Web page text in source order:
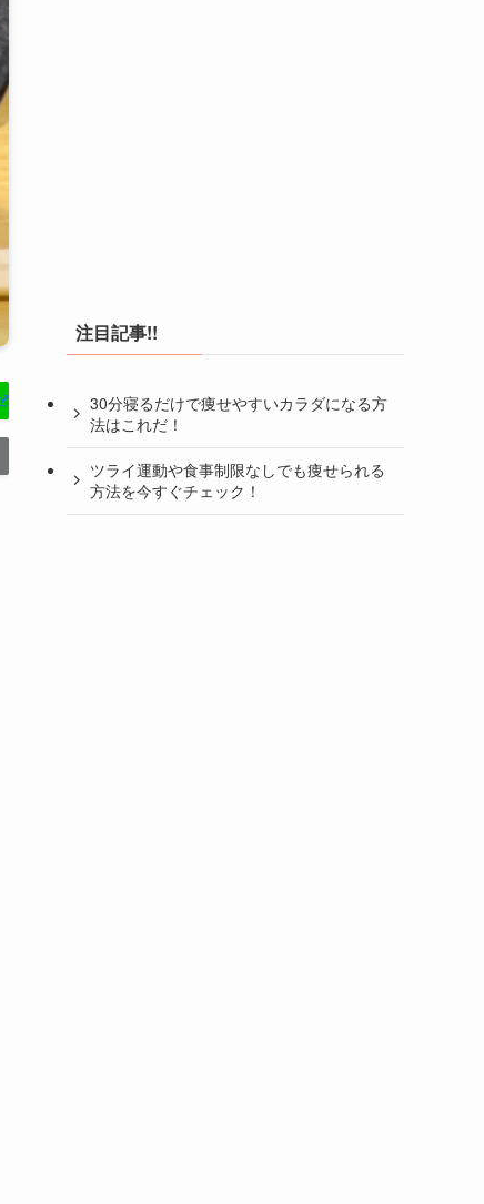
注目記事!!
30分寝るだけで痩せやすいカラダになる方
法はこれだ！
ツライ運動や食事制限なしでも痩せられる
方法を今すぐチェック！